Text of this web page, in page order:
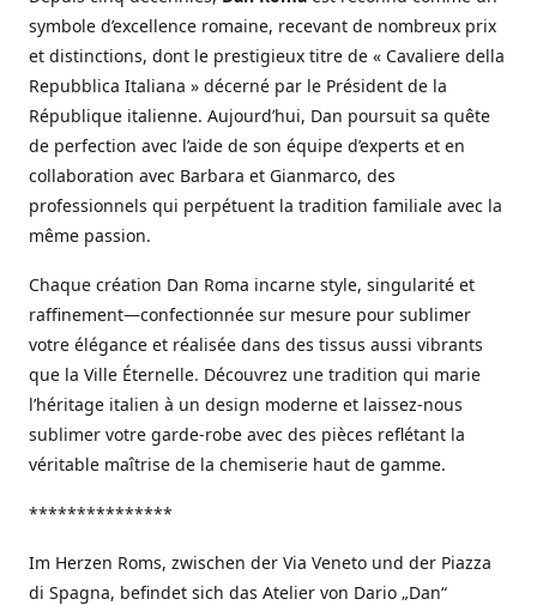
symbole d’excellence romaine, recevant de nombreux prix
et distinctions, dont le prestigieux titre de « Cavaliere della
Repubblica Italiana » décerné par le Président de la
République italienne. Aujourd’hui, Dan poursuit sa quête
de perfection avec l’aide de son équipe d’experts et en
collaboration avec Barbara et Gianmarco, des
professionnels qui perpétuent la tradition familiale avec la
même passion.
Chaque création Dan Roma incarne style, singularité et
raffinement—confectionnée sur mesure pour sublimer
votre élégance et réalisée dans des tissus aussi vibrants
que la Ville Éternelle. Découvrez une tradition qui marie
l’héritage italien à un design moderne et laissez-nous
sublimer votre garde-robe avec des pièces reflétant la
véritable maîtrise de la chemiserie haut de gamme.
***************
Im Herzen Roms, zwischen der Via Veneto und der Piazza
di Spagna, befindet sich das Atelier von Dario „Dan“